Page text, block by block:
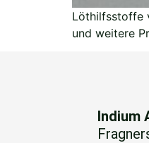
Löthilfsstoffe
und weitere
Indium